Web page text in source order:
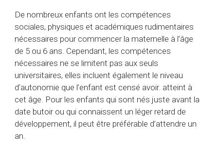
De nombreux enfants ont les compétences
sociales, physiques et académiques rudimentaires
nécessaires pour commencer la maternelle à l’âge
de 5 ou 6 ans. Cependant, les compétences
nécessaires ne se limitent pas aux seuls
universitaires, elles incluent également le niveau
d’autonomie que l’enfant est censé avoir. atteint à
cet âge. Pour les enfants qui sont nés juste avant la
date butoir ou qui connaissent un léger retard de
développement, il peut être préférable d’attendre un
an.